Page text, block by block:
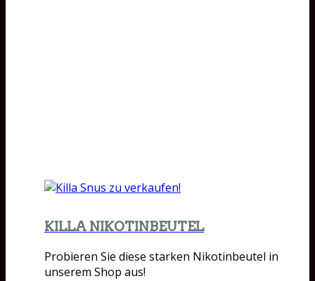
KILLA NIKOTINBEUTEL
Probieren Sie diese starken Nikotinbeutel in
unserem Shop aus!